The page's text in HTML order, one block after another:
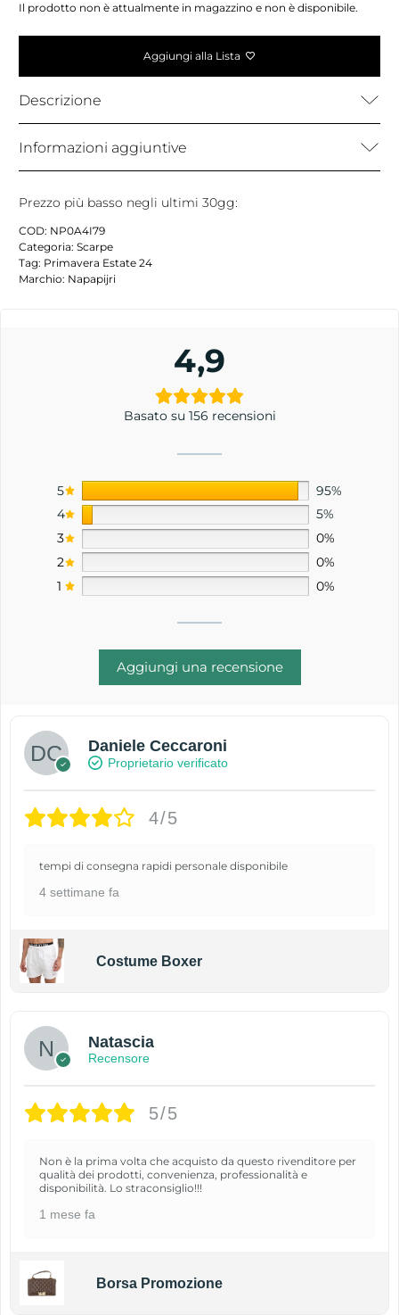
Il prodotto non è attualmente in magazzino e non è disponibile.
Aggiungi alla Lista
Descrizione
Informazioni aggiuntive
Prezzo più basso negli ultimi 30gg:
COD: NP0A4I79
Categoria: Scarpe
Tag: Primavera Estate 24
Marchio: Napapijri
4,9
Basato su 156 recensioni
5
95%
4
5%
3
0%
2
0%
1
0%
Aggiungi una recensione
Daniele Ceccaroni
Proprietario verificato
4/5
tempi di consegna rapidi personale disponibile
4 settimane fa
Costume Boxer
Natascia
Recensore
5/5
Non è la prima volta che acquisto da questo rivenditore per
qualità dei prodotti, convenienza, professionalità e
disponibilità. Lo straconsiglio!!!
1 mese fa
Borsa Promozione